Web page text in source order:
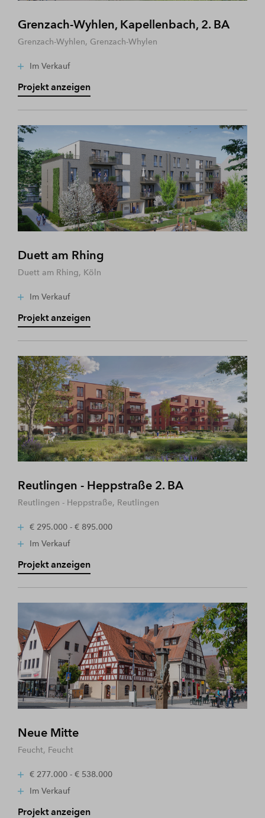
Grenzach-Wyhlen, Kapellenbach, 2. BA
Grenzach-Wyhlen, Grenzach-Whylen
Im Verkauf
Projekt anzeigen
Duett am Rhing
Duett am Rhing, Köln
Im Verkauf
Projekt anzeigen
Reutlingen - Heppstraße 2. BA
Reutlingen - Heppstraße, Reutlingen
€ 295.000 - € 895.000
Im Verkauf
Projekt anzeigen
Neue Mitte
Feucht, Feucht
€ 277.000 - € 538.000
Im Verkauf
Projekt anzeigen